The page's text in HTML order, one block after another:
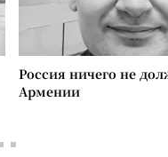
Россия ничего не
Армении